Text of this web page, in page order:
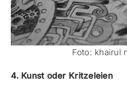
Foto: khairul
4. Kunst oder Kritzeleien